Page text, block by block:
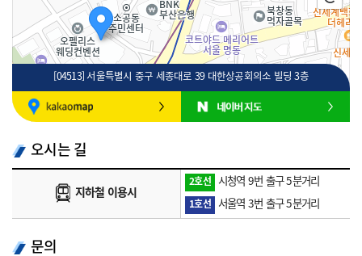
100m
[04513] 서울특별시 중구 세종대로 39 대한상공회의소 빌딩 3층
오시는 길
지하철 이용시
2호선 시청역 9번 출구 5분거리
1호선 서울역 3번 출구 5분거리
문의